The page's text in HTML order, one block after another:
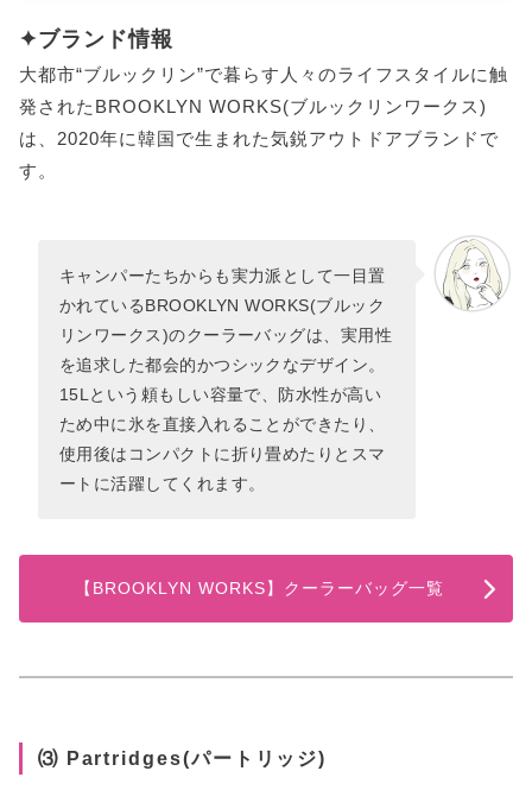
✦ブランド情報
大都市“ブルックリン”で暮らす人々のライフスタイルに触
発されたBROOKLYN WORKS(ブルックリンワークス)
は、2020年に韓国で生まれた気鋭アウトドアブランドで
す。
キャンパーたちからも実力派として一目置
かれているBROOKLYN WORKS(ブルック
リンワークス)のクーラーバッグは、実用性
を追求した都会的かつシックなデザイン。
15Lという頼もしい容量で、防水性が高い
ため中に氷を直接入れることができたり、
使用後はコンパクトに折り畳めたりとスマ
ートに活躍してくれます。
【BROOKLYN WORKS】クーラーバッグ一覧
⑶ Partridges(パートリッジ)